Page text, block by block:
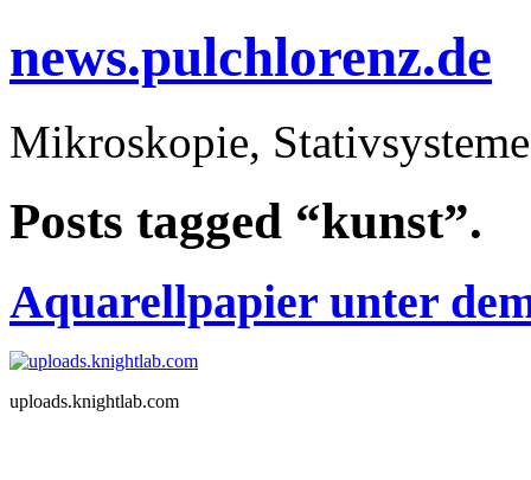
news.pulchlorenz.de
Mikroskopie,
Posts tagged “kunst”.
Aquarellpapier unter
uploads.knightlab.com